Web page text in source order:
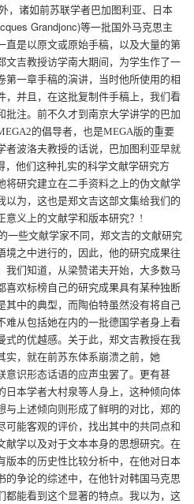
，诸如前苏联学者巴加图利亚、日本
Grandjonc)等一批国外马克思主
直是以原文或原始手稿，以及大量的第
文吉教授访学南大期间，为学生作了一
第一章手稿的演讲，当时他所使用的相
，并且，在这批复制件手稿上，我们看
批注。前不久才到南京大学讲学的巴加
的倡导者，也是MEGA版的重要
者波洛夫教授的话说，巴加图利亚早就
，他们这种扎实的科学文献学研究方
将研究建立在二手资料之上的伪文献学
以为，这也是郑文吉这部文集给我们的
义上的文献学和版本研究？ !
一些文献学家不同，郑文吉的文献研究
境之中进行的，因此，他的研究成果往
我们知道，从梁赞诺夫开始，大多数马
喜欢标榜自己的研究成果具有某种独断
其中的典型，而陶伯特虽然没有将自己
难从包括她在内的一批德国学者身上看
式的优越感。关于此，郑文吉教授在我
实，就在前苏东体系崩溃之前，她
意识形态话语的应声虫罢了。更有甚
日本学者大村泉等人身上，这种倾向体
与上述倾向则形成了鲜明的对比，郑的
可能客观的评价，找出其中的共同点和
献学以及对于文本本身的思想研究。在
版本的历史性比较分析中，在他对日本
的争论的综述中，在他针对韩国马克思
都能看到这个显著的特点。我以为，这